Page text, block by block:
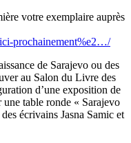
votre exemplaire auprès
prochainement%e2…/
de Sarajevo ou des
au Salon du Livre des
d’une exposition de
table ronde « Sarajevo
écrivains Jasna Samic et